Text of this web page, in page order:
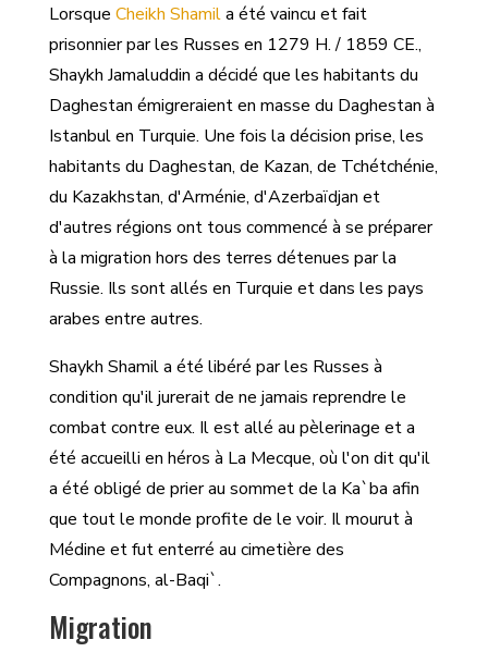
Lorsque Cheikh Shamila été vaincu et fait
prisonnier par les Russes en 1279 H. / 1859 CE.,
Shaykh Jamaluddin a décidé que les habitants du
Daghestan émigreraient en masse du Daghestan à
Istanbul en Turquie. Une fois la décision prise, les
habitants du Daghestan, de Kazan, de Tchétchénie,
du Kazakhstan, d'Arménie, d'Azerbaïdjan et
d'autres régions ont tous commencé à se préparer
à la migration hors des terres détenues par la
Russie. Ils sont allés en Turquie et dans les pays
arabes entre autres.
Shaykh Shamil a été libéré par les Russes à
condition qu'il jurerait de ne jamais reprendre le
combat contre eux. Il est allé au pèlerinage et a
été accueilli en héros à La Mecque, où l'on dit qu'il
a été obligé de prier au sommet de la Ka`ba afin
que tout le monde profite de le voir. Il mourut à
Médine et fut enterré au cimetière des
Compagnons, al-Baqi`.
Migration